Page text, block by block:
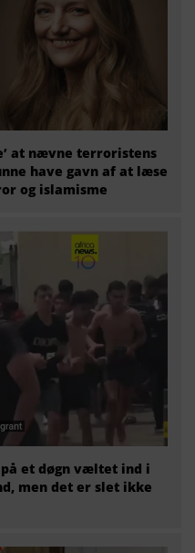
at nævne terroristens
have gavn af at læse
og islamisme
et døgn væltet ind i
men det er slet ikke